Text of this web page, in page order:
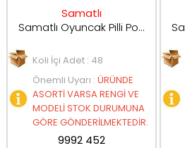
Samatlı
Samatlı Oyuncak Pilli Polis Telsizi Walkie Talkie 007-5
Koli İçi Adet : 48
Önemli Uyarı : ÜRÜNDE
ASORTİ VARSA RENGİ VE
MODELİ STOK DURUMUNA
GÖRE GÖNDERİLMEKTEDİR.
9992 452